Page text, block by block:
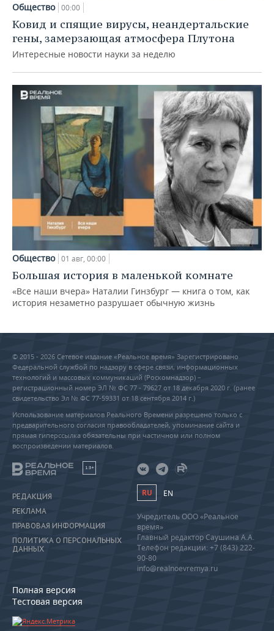
Общество 00:00
Ковид и спящие вирусы, неандертальские
гены, замерзающая атмосфера Плутона
Интересные новости науки за неделю
Общество 01 авг, 00:00
Большая история в маленькой комнате
«Все наши вчера» Наталии Гинзбург — книга о том, как
история незаметно разрушает обычную жизнь
© 2015 - 2026 Сетевое издание «Реальное время» Зарегистрировано
Федеральной службой по надзору в сфере связи, информационных
технологий и массовых коммуникаций (Роскомнадзор) –
регистрационный номер ЭЛ № ФС 77 - 79627 от 18 декабря 2020 г. (ранее
свидетельство Эл № ФС 77-59331 от 18 сентября 2014 г.)
Использование материалов Реального Времени разрешено только с
предварительного согласия правообладателей, упоминание сайта и
прямая гиперссылка обязательны при частичном или полном
воспроизведении материалов.
18+
РЕДАКЦИЯ
РЕКЛАМА
ПРАВОВАЯ ИНФОРМАЦИЯ
ПОЛИТИКА О ПЕРСОНАЛЬНЫХ
ДАННЫХ
Полная версия
Тестовая версия
RU EN
Учредитель ООО «Реальное
время»
Главный редактор Саушина А.А.
Телефон редакции: +7 (843) 222-
90-80
info@realnoevremya.ru